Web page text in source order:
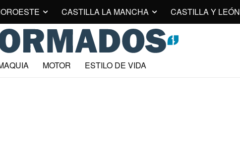
CASTILLA LA MANCHA CASTILLA Y LEÓN
MOTOR ESTILO DE VIDA